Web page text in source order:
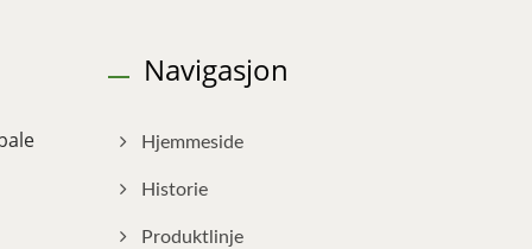
Navigasjon
Hjemmeside
Historie
Produktlinje